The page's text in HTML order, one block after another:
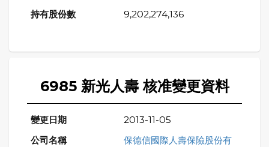
9,202,274,136
6985 新光人壽 核准變更資料
2013-11-05
保德信國際人壽保險股份有